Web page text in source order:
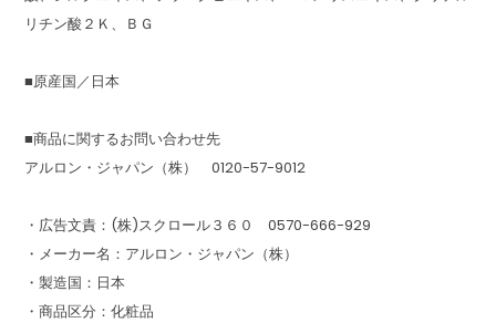
リチン酸２Ｋ、ＢＧ
■原産国／日本
■商品に関するお問い合わせ先
アルロン・ジャパン（株） 0120-57-9012
・広告文責：(株)スクロール３６０ 0570-666-929
・メーカー名：アルロン・ジャパン（株）
・製造国：日本
・商品区分：化粧品